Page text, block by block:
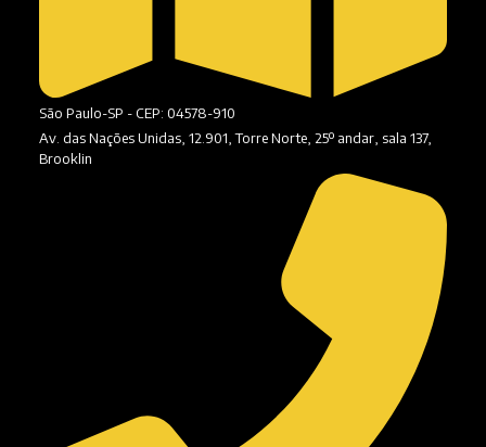
São Paulo-SP - CEP: 04578-910
Av. das Nações Unidas, 12.901, Torre Norte, 25º andar, sala 137,
Brooklin